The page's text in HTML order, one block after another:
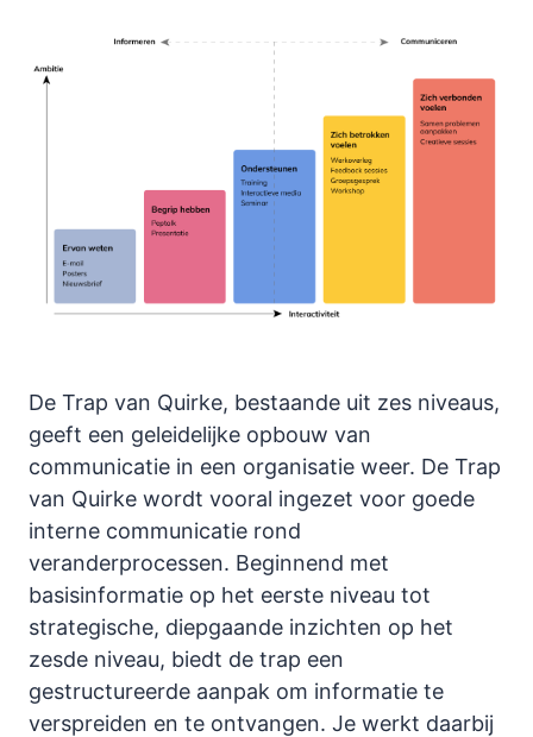
De Trap van Quirke, bestaande uit zes niveaus,
geeft een geleidelijke opbouw van
communicatie in een organisatie weer. De Trap
van Quirke wordt vooral ingezet voor goede
interne communicatie rond
veranderprocessen. Beginnend met
basisinformatie op het eerste niveau tot
strategische, diepgaande inzichten op het
zesde niveau, biedt de trap een
gestructureerde aanpak om informatie te
verspreiden en te ontvangen. Je werkt daarbij